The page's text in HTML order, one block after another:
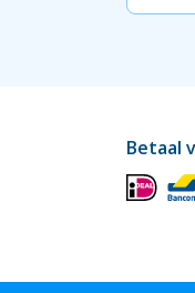
Betaal